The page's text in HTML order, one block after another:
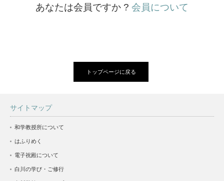
あなたは会員ですか ? 会員について
トップページに戻る
サイトマップ
和学教授所について
はふりめく
電子祝殿について
白川の学び・ご修行